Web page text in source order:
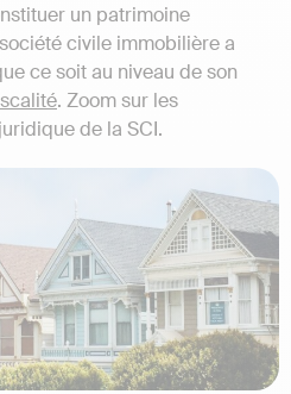
un patrimoine
civile immobilière a
ce soit au niveau de son
. Zoom sur les
de la SCI.